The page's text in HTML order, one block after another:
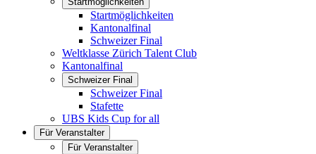
Startmöglichkeiten
Kantonalfinal
Schweizer Final
Weltklasse Zürich Talent Club
Kantonalfinal
Schweizer Final
Schweizer Final
Stafette
UBS Kids Cup for all
Für Veranstalter
Für Veranstalter